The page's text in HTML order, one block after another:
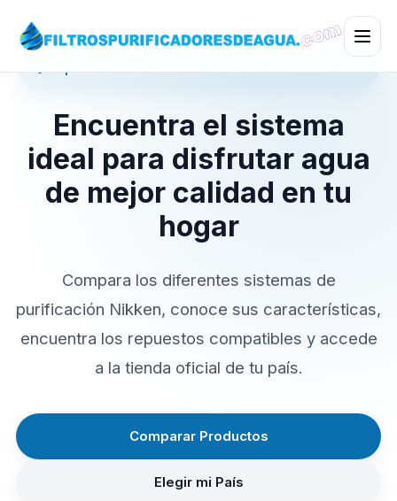
Encuentra el sistema
ideal para disfrutar agua
de mejor calidad en tu
hogar
Compara los diferentes sistemas de
purificación Nikken, conoce sus características,
encuentra los repuestos compatibles y accede
a la tienda oficial de tu país.
Comparar Productos
Elegir mi País